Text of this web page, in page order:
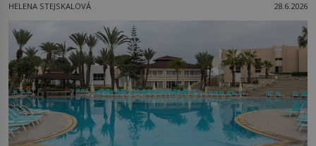
HELENA STEJSKALOVÁ 28.6.2026